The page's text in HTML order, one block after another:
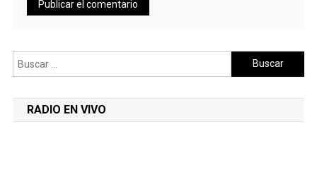
Buscar:
RADIO EN VIVO